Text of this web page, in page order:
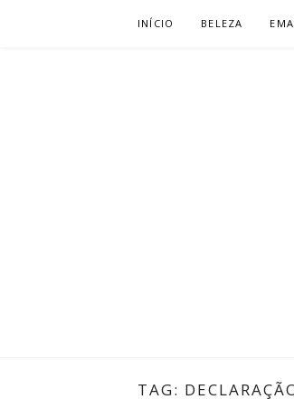
INÍCIO BELEZA
TAG: